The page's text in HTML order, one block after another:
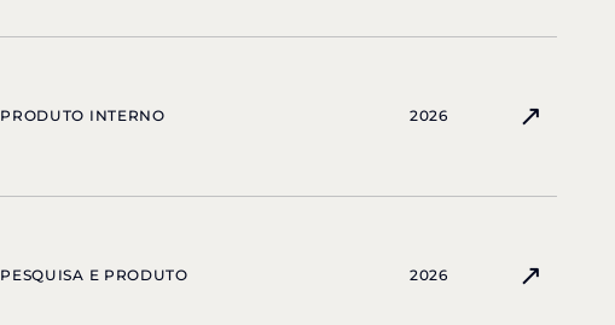
PRODUTO INTERNO 2026 ↗
PESQUISA E PRODUTO 2026 ↗